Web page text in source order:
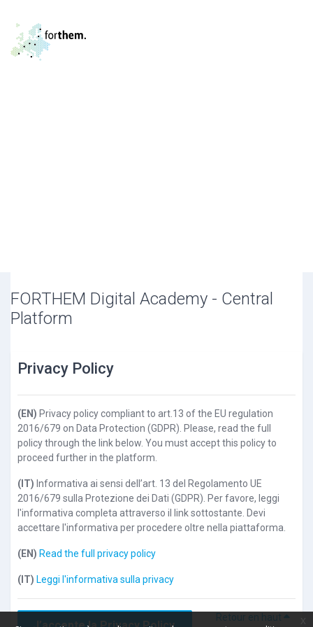
FORTHEM Digital Academy - Central
Platform
Privacy Policy
(EN) Privacy policy compliant to art.13 of the EU regulation
2016/679 on Data Protection (GDPR). Please, read the full
policy through the link below. You must accept this policy to
proceed further in the platform.
(IT) Informativa ai sensi dell’art. 13 del Regolamento UE
2016/679 sulla Protezione dei Dati (GDPR). Per favore, leggi
l'informativa completa attraverso il link sottostante. Devi
accettare l'informativa per procedere oltre nella piattaforma.
(EN) Read the full privacy policy
(IT) Leggi l'informativa sulla privacy
Retour en haut